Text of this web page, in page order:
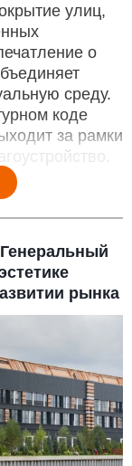
улиц,
о
среду.
коде
за рамки
рынка